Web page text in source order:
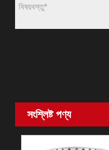
সংশ্লিষ্ট পণ্য